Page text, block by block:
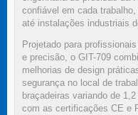
confiável em cada
até instalações industriais
Projetado para
e precisão, o GIT-709
melhorias de design
segurança no local de
braçadeiras variando de
com as certificações CE e